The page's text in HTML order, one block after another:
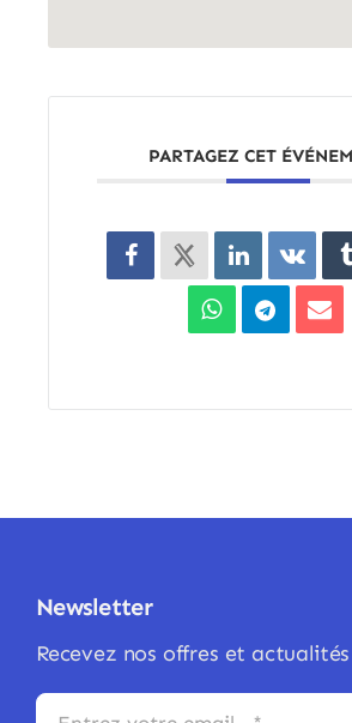
PARTAGEZ CET
Newsletter
Recevez nos offres et